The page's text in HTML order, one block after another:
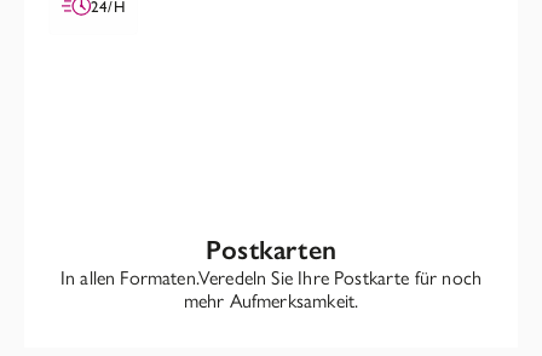
24/H
Postkarten
In allen Formaten.Veredeln Sie Ihre Postkarte für noch
mehr Aufmerksamkeit.